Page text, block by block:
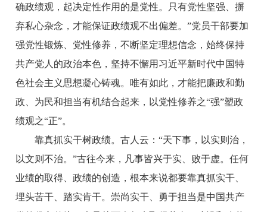
确政绩观，起决定性作用的是党性。只有党性坚强、摒
弃私心杂念，才能保证政绩观不出偏差。”党员干部要加
强党性锻炼、党性修养，不断坚定理想信念，始终保持
共产党人的政治本色，坚持不懈用习近平新时代中国特
色社会主义思想凝心铸魂。唯有如此，才能把廉政和勤
政、为民和担当有机结合起来，以党性修养之“强”塑政
绩观之“正”。
靠真抓实干树政绩。古人云：“天下事，以实则治，
以文则不治。”古往今来，凡事皆兴于实、败于虚。任何
业绩的取得、政绩的创造，根本来说都要靠真抓实干、
埋头苦干、踏实肯干。崇尚实干、勇于担当是中国共产